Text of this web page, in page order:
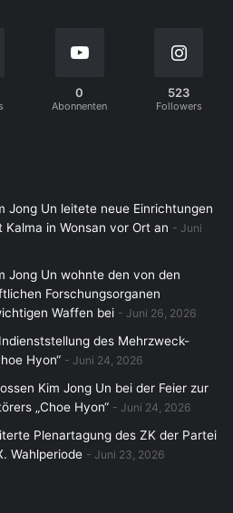
0
Abonnenten
523
Followers
Jong Un leitete neue Einrichtungen
in Wonsan vor Ort an
Juni
Jong Un wohnte den von den
Forschungsorganen
Waffen bei
Juni 26, 2026
des Mehrzweck-
Hyon“
Juni 24, 2026
Kim Jong Un bei der Feier zur
„Choe Hyon“
Juni 24, 2026
Plenartagung des ZK der Partei
Wahlperiode
Juni 23, 2026